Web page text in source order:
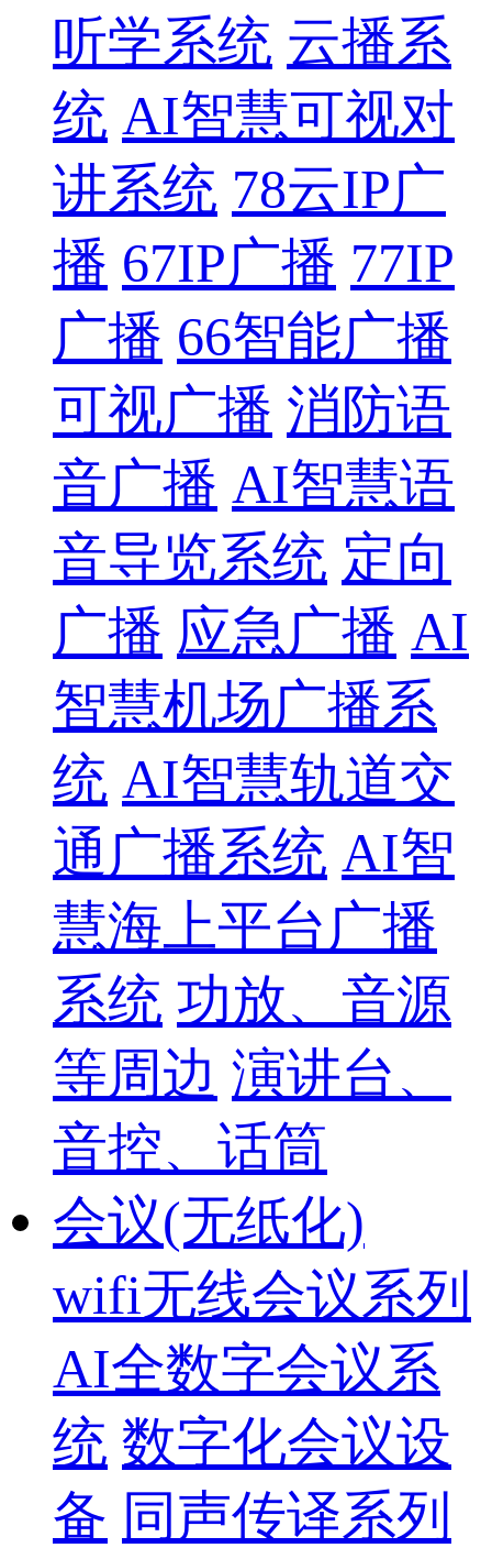
听学系统 云播系
统 AI智慧可视对
讲系统 78云IP广
播 67IP广播 77IP
广播 66智能广播
可视广播 消防语
音广播 AI智慧语
音导览系统 定向
广播 应急广播 AI
智慧机场广播系
统 AI智慧轨道交
通广播系统 AI智
慧海上平台广播
系统 功放、音源
等周边 演讲台、
音控、话筒
会议(无纸化)
wifi无线会议系列
AI全数字会议系
统 数字化会议设
备 同声传译系列